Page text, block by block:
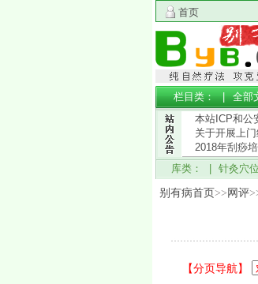
首页
栏目类： |全部
本站ICP和公
关于开展上
2018年刮痧
库类： | 针灸穴位
别有病首页>> 网评
【分页导航】